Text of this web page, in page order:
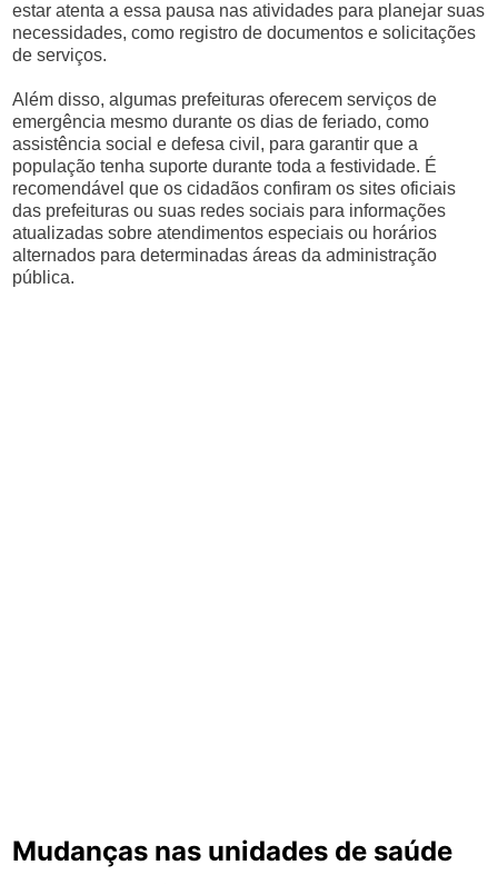
estar atenta a essa pausa nas atividades para planejar suas
necessidades, como registro de documentos e solicitações
de serviços.
Além disso, algumas prefeituras oferecem serviços de
emergência mesmo durante os dias de feriado, como
assistência social e defesa civil, para garantir que a
população tenha suporte durante toda a festividade. É
recomendável que os cidadãos confiram os sites oficiais
das prefeituras ou suas redes sociais para informações
atualizadas sobre atendimentos especiais ou horários
alternados para determinadas áreas da administração
pública.
Mudanças nas unidades de saúde